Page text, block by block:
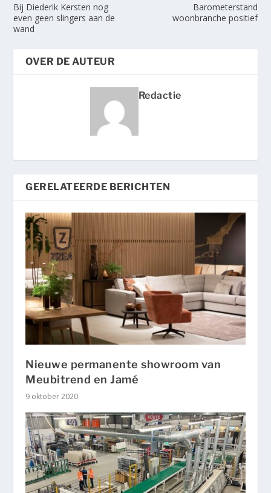
Bij Diederik Kersten nog
even geen slingers aan de
wand
Barometerstand
woonbranche positief
OVER DE AUTEUR
Redactie
GERELATEERDE BERICHTEN
Nieuwe permanente showroom van
Meubitrend en Jamé
9 oktober 2020